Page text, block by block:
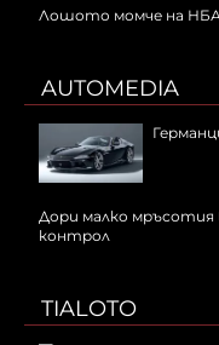
Лошото момче на НБА
AUTOMEDIA
Дори малко мръсотия
контрол
TIALOTO